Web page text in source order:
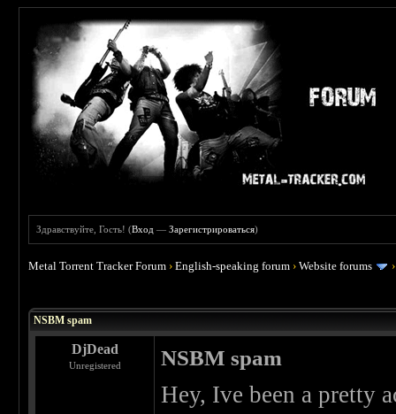
Здравствуйте, Гость! (Вход —Зарегистрироваться)
Metal Torrent Tracker Forum ›English-speaking forum ›Website forums
NSBM spam
DjDead
Unregistered NSBM spam
Hey, Ive been a pretty